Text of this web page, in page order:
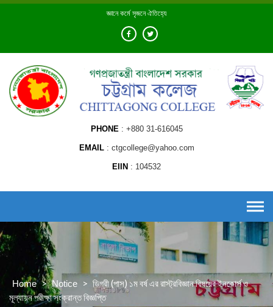
Skip
জ্ঞানে কর্মে সৃজনে ঐতিহ্যে
PHONE +880 31-616045
EMAIL ctgcollege@yahoo.com
EIIN 104532
Home > Notice > ডিগ্রী (পাস) ১ম বর্ষ এর রাস্ট্রবিজ্ঞান বিষয়ের ইনকোর্স ও
মূল্যায়ন পরীক্ষা সংক্রান্ত বিজ্ঞপ্তি